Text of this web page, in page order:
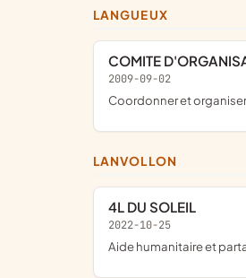
LANGUEUX
COMITE
2009-09-02
coordonner et
LANVOLLON
4L DU SOLEIL
2022-10-25
aide humanitaire et